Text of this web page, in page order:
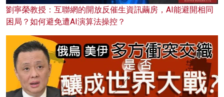
劉寧榮教授：互聯網的開放反催生資訊繭房，AI能避開相同
困局？如何避免遭AI演算法操控？